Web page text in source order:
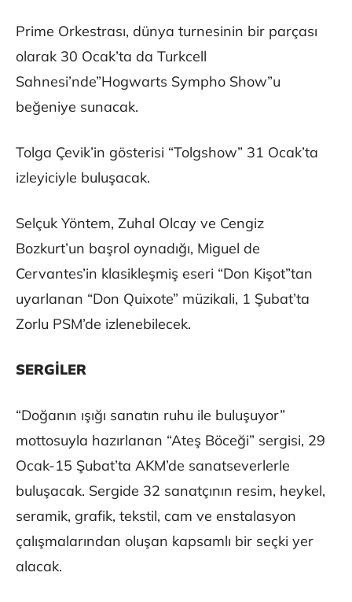
Prime Orkestrası, dünya turnesinin bir parçası
olarak 30 Ocak’ta da Turkcell
Sahnesi’nde”Hogwarts Sympho Show”u
beğeniye sunacak.
Tolga Çevik’in gösterisi “Tolgshow” 31 Ocak’ta
izleyiciyle buluşacak.
Selçuk Yöntem, Zuhal Olcay ve Cengiz
Bozkurt’un başrol oynadığı, Miguel de
Cervantes’in klasikleşmiş eseri “Don Kişot”tan
uyarlanan “Don Quixote” müzikali, 1 Şubat’ta
Zorlu PSM’de izlenebilecek.
SERGİLER
“Doğanın ışığı sanatın ruhu ile buluşuyor”
mottosuyla hazırlanan “Ateş Böceği” sergisi, 29
Ocak-15 Şubat’ta AKM’de sanatseverlerle
buluşacak. Sergide 32 sanatçının resim, heykel,
seramik, grafik, tekstil, cam ve enstalasyon
çalışmalarından oluşan kapsamlı bir seçki yer
alacak.